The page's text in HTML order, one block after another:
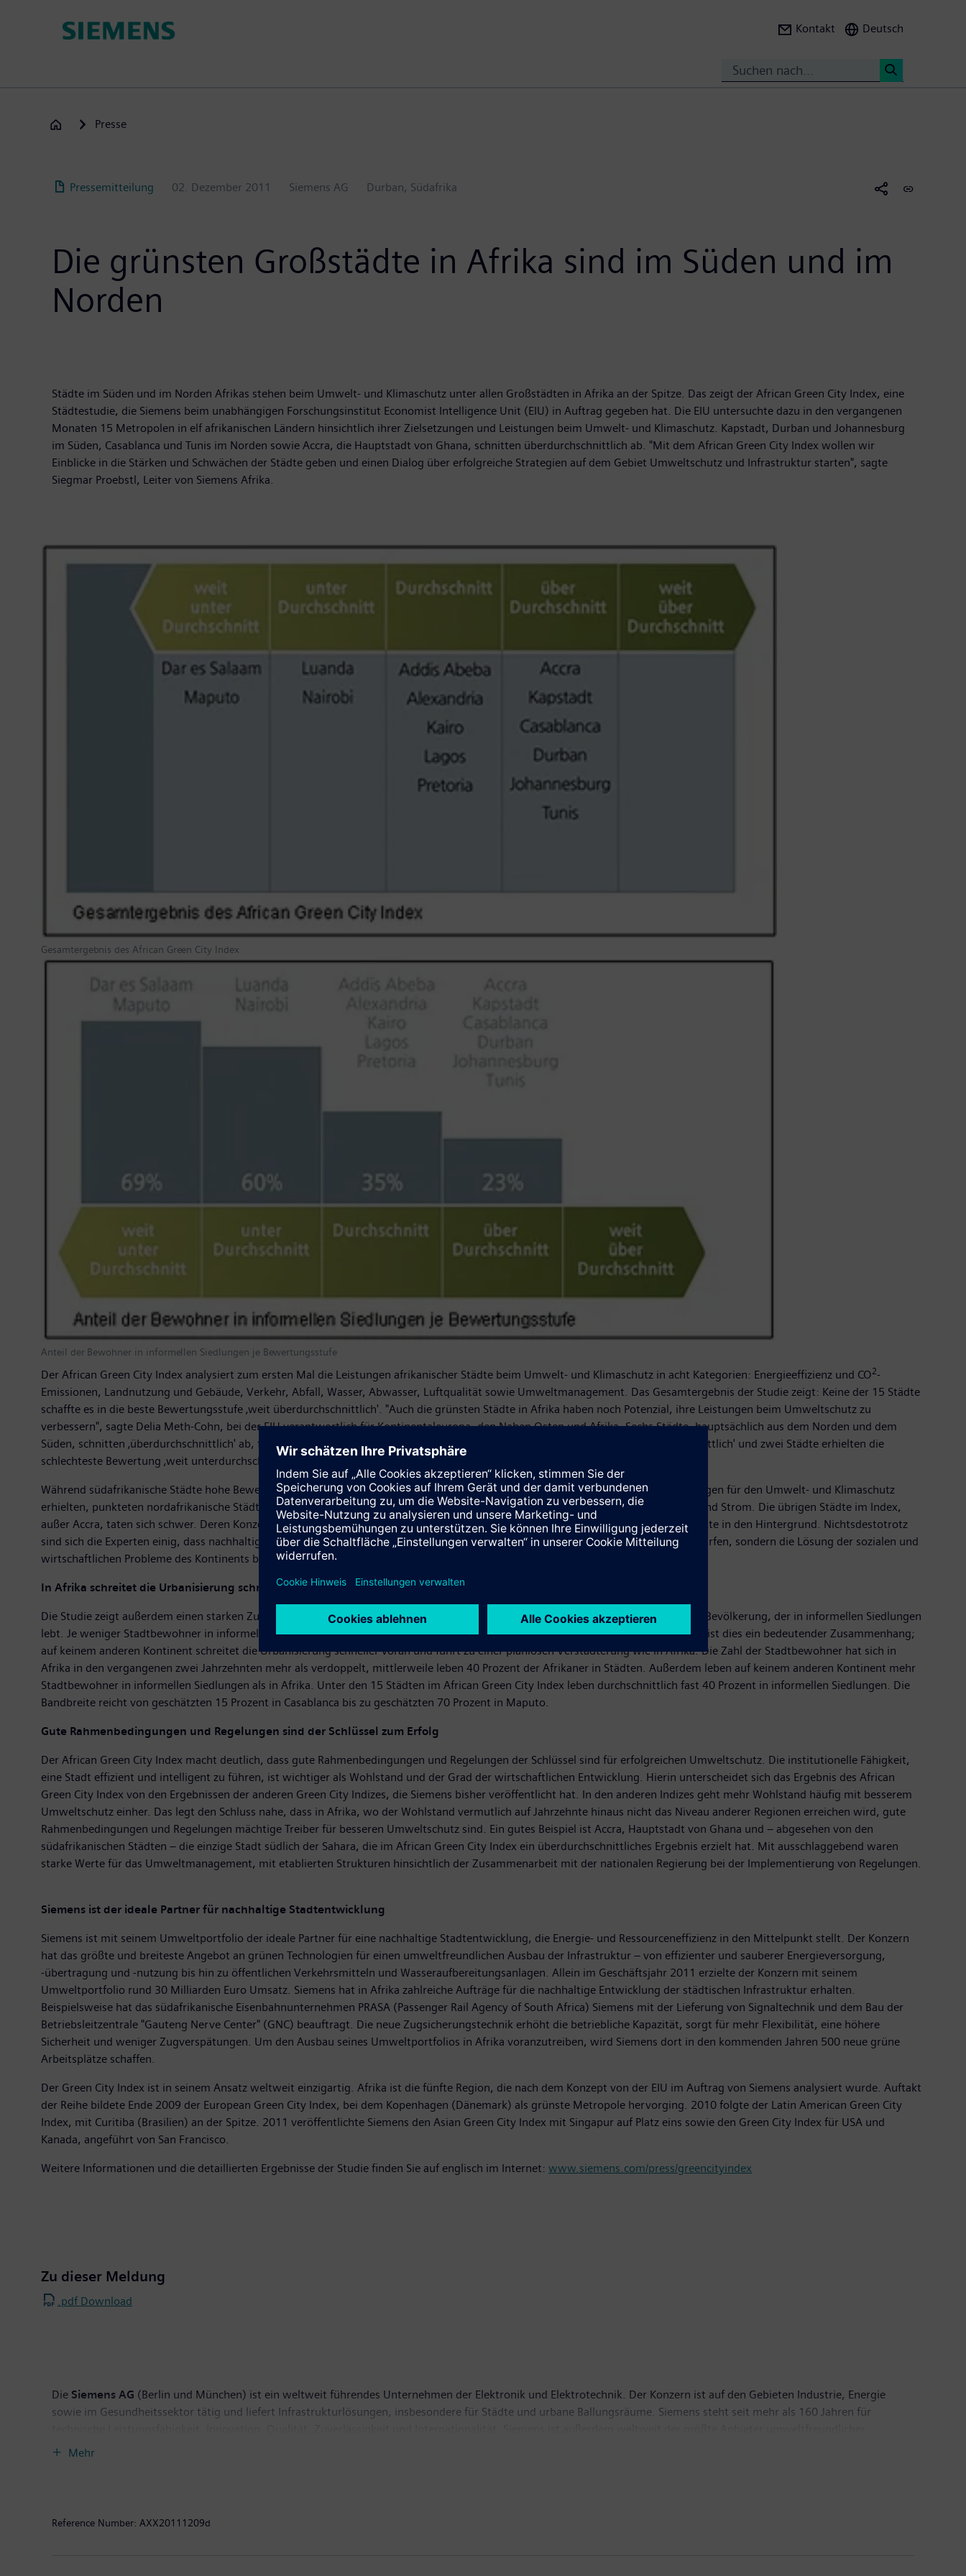
Kontakt Deutsch
Presse
Pressemitteilung 02. Dezember 2011 Siemens AG Durban, Südafrika
Die grünsten Großstädte in Afrika sind im Süden und im
Norden
Städte im Süden und im Norden Afrikas stehen beim Umwelt- und Klimaschutz unter allen Großstädten in Afrika an der Spitze. Das zeigt der African Green City Index, eine
Städtestudie, die Siemens beim unabhängigen Forschungsinstitut Economist Intelligence Unit (EIU) in Auftrag gegeben hat. Die EIU untersuchte dazu in den vergangenen
Monaten 15 Metropolen in elf afrikanischen Ländern hinsichtlich ihrer Zielsetzungen und Leistungen beim Umwelt- und Klimaschutz. Kapstadt, Durban und Johannesburg
im Süden, Casablanca und Tunis im Norden sowie Accra, die Hauptstadt von Ghana, schnitten überdurchschnittlich ab. "Mit dem African Green City Index wollen wir
Einblicke in die Stärken und Schwächen der Städte geben und einen Dialog über erfolgreiche Strategien auf dem Gebiet Umweltschutz und Infrastruktur starten", sagte
Siegmar Proebstl, Leiter von Siemens Afrika.
Gesamtergebnis des African Green City Index
Anteil der Bewohner in informellen Siedlungen je Bewertungsstufe
Der African Green City Index analysiert zum ersten Mal die Leistungen afrikanischer Städte beim Umwelt- und Klimaschutz in acht Kategorien: Energieeffizienz und CO2-
Emissionen, Landnutzung und Gebäude, Verkehr, Abfall, Wasser, Abwasser, Luftqualität sowie Umweltmanagement. Das Gesamtergebnis der Studie zeigt: Keine der 15 Städte
schaffte es in die beste Bewertungsstufe ‚weit überdurchschnittlich'. "Auch die grünsten Städte in Afrika haben noch Potenzial, ihre Leistungen beim Umweltschutz zu
verbessern", sagte Delia Meth-Cohn, bei der EIU verantwortlich für Kontinentaleuropa, den Nahen Osten und Afrika. Sechs Städte, hauptsächlich aus dem Norden und dem
Süden, schnitten ‚überdurchschnittlich' ab, fünf Städte erzielten ein ‚durchschnittliches' Ergebnis, zwei Städte waren ‚unterdurchschnittlich' und zwei Städte erhielten die
schlechteste Bewertung ‚weit unterdurchschnittlich'.
Während südafrikanische Städte hohe Bewertungen für die Implementierung und Umsetzung von Rahmenbedingungen und Regelungen für den Umwelt- und Klimaschutz
erhielten, punkteten nordafrikanische Städte bei der Grundversorgung der Bevölkerung mit Infrastruktur wie beispielweise Wasser und Strom. Die übrigen Städte im Index,
außer Accra, taten sich schwer. Deren Konzentration auf die Grundversorgung der Bevölkerung drängt langfristige nachhaltige Projekte in den Hintergrund. Nichtsdestotrotz
sind sich die Experten einig, dass nachhaltige Entwicklungsstrategien auf Städteebene nicht nur eine wünschenswerte Option sein dürfen, sondern die Lösung der sozialen und
wirtschaftlichen Probleme des Kontinents berücksichtigen müssen.
In Afrika schreitet die Urbanisierung schneller als auf jedem anderen Kontinent voran
Die Studie zeigt außerdem einen starken Zusammenhang zwischen der Leistung einer Stadt beim Umweltschutz und dem Anteil der Bevölkerung, der in informellen Siedlungen
lebt. Je weniger Stadtbewohner in informellen Siedlungen leben, desto besser schneidet die Stadt beim Umweltschutz ab. Für Afrika ist dies ein bedeutender Zusammenhang;
auf keinem anderen Kontinent schreitet die Urbanisierung schneller voran und führt zu einer planlosen Verstädterung wie in Afrika. Die Zahl der Stadtbewohner hat sich in
Afrika in den vergangenen zwei Jahrzehnten mehr als verdoppelt, mittlerweile leben 40 Prozent der Afrikaner in Städten. Außerdem leben auf keinem anderen Kontinent mehr
Stadtbewohner in informellen Siedlungen als in Afrika. Unter den 15 Städten im African Green City Index leben durchschnittlich fast 40 Prozent in informellen Siedlungen. Die
Bandbreite reicht von geschätzten 15 Prozent in Casablanca bis zu geschätzten 70 Prozent in Maputo.
Gute Rahmenbedingungen und Regelungen sind der Schlüssel zum Erfolg
Der African Green City Index macht deutlich, dass gute Rahmenbedingungen und Regelungen der Schlüssel sind für erfolgreichen Umweltschutz. Die institutionelle Fähigkeit,
eine Stadt effizient und intelligent zu führen, ist wichtiger als Wohlstand und der Grad der wirtschaftlichen Entwicklung. Hierin unterscheidet sich das Ergebnis des African
Green City Index von den Ergebnissen der anderen Green City Indizes, die Siemens bisher veröffentlicht hat. In den anderen Indizes geht mehr Wohlstand häufig mit besserem
Umweltschutz einher. Das legt den Schluss nahe, dass in Afrika, wo der Wohlstand vermutlich auf Jahrzehnte hinaus nicht das Niveau anderer Regionen erreichen wird, gute
Rahmenbedingungen und Regelungen mächtige Treiber für besseren Umweltschutz sind. Ein gutes Beispiel ist Accra, Hauptstadt von Ghana und – abgesehen von den
südafrikanischen Städten – die einzige Stadt südlich der Sahara, die im African Green City Index ein überdurchschnittliches Ergebnis erzielt hat. Mit ausschlaggebend waren
starke Werte für das Umweltmanagement, mit etablierten Strukturen hinsichtlich der Zusammenarbeit mit der nationalen Regierung bei der Implementierung von Regelungen.
Siemens ist der ideale Partner für nachhaltige Stadtentwicklung
Siemens ist mit seinem Umweltportfolio der ideale Partner für eine nachhaltige Stadtentwicklung, die Energie- und Ressourceneffizienz in den Mittelpunkt stellt. Der Konzern
hat das größte und breiteste Angebot an grünen Technologien für einen umweltfreundlichen Ausbau der Infrastruktur – von effizienter und sauberer Energieversorgung,
-übertragung und -nutzung bis hin zu öffentlichen Verkehrsmitteln und Wasseraufbereitungsanlagen. Allein im Geschäftsjahr 2011 erzielte der Konzern mit seinem
Umweltportfolio rund 30 Milliarden Euro Umsatz. Siemens hat in Afrika zahlreiche Aufträge für die nachhaltige Entwicklung der städtischen Infrastruktur erhalten.
Beispielsweise hat das südafrikanische Eisenbahnunternehmen PRASA (Passenger Rail Agency of South Africa) Siemens mit der Lieferung von Signaltechnik und dem Bau der
Betriebsleitzentrale "Gauteng Nerve Center" (GNC) beauftragt. Die neue Zugsicherungstechnik erhöht die betriebliche Kapazität, sorgt für mehr Flexibilität, eine höhere
Sicherheit und weniger Zugverspätungen. Um den Ausbau seines Umweltportfolios in Afrika voranzutreiben, wird Siemens dort in den kommenden Jahren 500 neue grüne
Arbeitsplätze schaffen.
Der Green City Index ist in seinem Ansatz weltweit einzigartig. Afrika ist die fünfte Region, die nach dem Konzept von der EIU im Auftrag von Siemens analysiert wurde. Auftakt
der Reihe bildete Ende 2009 der European Green City Index, bei dem Kopenhagen (Dänemark) als grünste Metropole hervorging. 2010 folgte der Latin American Green City
Index, mit Curitiba (Brasilien) an der Spitze. 2011 veröffentlichte Siemens den Asian Green City Index mit Singapur auf Platz eins sowie den Green City Index für USA und
Kanada, angeführt von San Francisco.
Weitere Informationen und die detaillierten Ergebnisse der Studie finden Sie auf englisch im Internet: www.siemens.com/press/greencityindex
Zu dieser Meldung
.pdf Download
Die Siemens AG (Berlin und München) ist ein weltweit führendes Unternehmen der Elektronik und Elektrotechnik. Der Konzern ist auf den Gebieten Industrie, Energie
sowie im Gesundheitssektor tätig und liefert Infrastrukturlösungen, insbesondere für Städte und urbane Ballungsräume. Siemens steht seit mehr als 160 Jahren für
Technologien. Rund 40 Prozent des Konzernumsatzes entfallen auf grüne Produkte und Lösungen. Insgesamt erzielte Siemens im vergangenen Geschäftsjahr, das am 30.
Mehr
Reference Number: AXX20111209d